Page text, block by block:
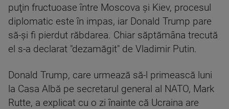
puţin fructuoase între Moscova şi Kiev, procesul
diplomatic este în impas, iar Donald Trump pare
să-şi fi pierdut răbdarea. Chiar săptămâna trecută
el s-a declarat "dezamăgit" de Vladimir Putin.
Donald Trump, care urmează să-l primească luni
la Casa Albă pe secretarul general al NATO, Mark
Rutte, a explicat cu o zi înainte că Ucraina are